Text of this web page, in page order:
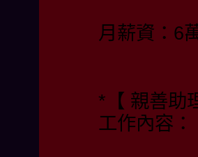
月薪資：6
*【 親善助
工作內容